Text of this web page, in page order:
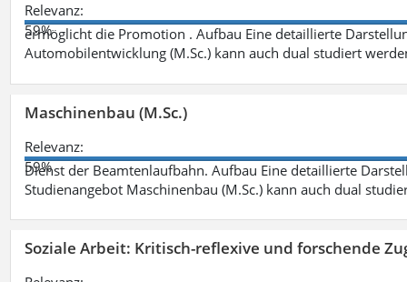
Relevanz:
59%
ermöglicht die Promotion . Aufbau Eine detaillierte
Automobilentwicklung (M.Sc.) kann auch dual studiert
Maschinenbau (M.Sc.)
Relevanz:
59%
Dienst der Beamtenlaufbahn. Aufbau Eine detaillierte
Studienangebot Maschinenbau (M.Sc.) kann auch dual
Soziale Arbeit: Kritisch-reflexive und forschende